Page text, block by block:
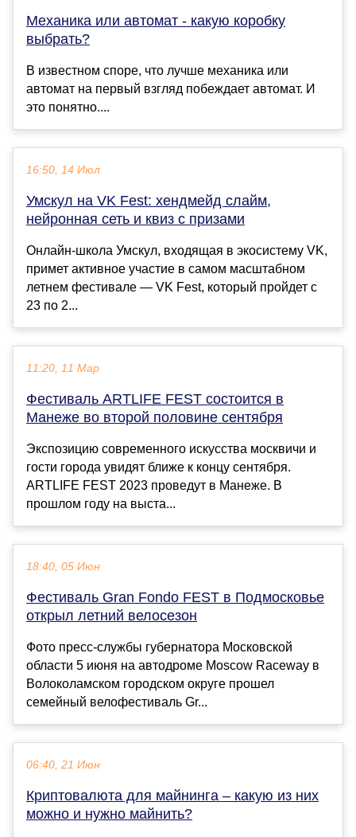
Механика или автомат - какую коробку
выбрать?
В известном споре, что лучше механика или
автомат на первый взгляд побеждает автомат. И
это понятно....
16:50, 14 Июл
Умскул на VK Fest: хендмейд слайм,
нейронная сеть и квиз с призами
Онлайн-школа Умскул, входящая в экосистему VK,
примет активное участие в самом масштабном
летнем фестивале — VK Fest, который пройдет с
23 по 2...
11:20, 11 Мар
Фестиваль ARTLIFE FEST состоится в
Манеже во второй половине сентября
Экспозицию современного искусства москвичи и
гости города увидят ближе к концу сентября.
ARTLIFE FEST 2023 проведут в Манеже. В
прошлом году на выста...
18:40, 05 Июн
Фестиваль Gran Fondo FEST в Подмосковье
открыл летний велосезон
Фото пресс-службы губернатора Московской
области 5 июня на автодроме Moscow Raceway в
Волоколамском городском округе прошел
семейный велофестиваль Gr...
06:40, 21 Июн
Криптовалюта для майнинга – какую из них
можно и нужно майнить?